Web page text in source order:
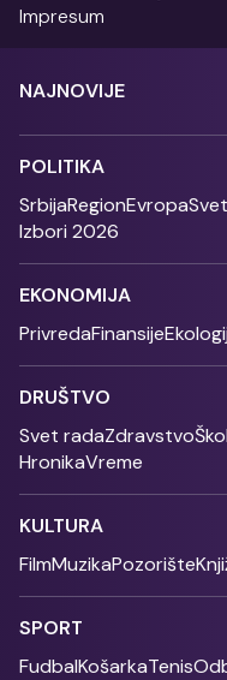
Impresum
NAJNOVIJE
POLITIKA
SrbijaRegionEvropaSvet
Izbori 2026
EKONOMIJA
PrivredaFinansije
DRUŠTVO
Svet radaZdravstvo
HronikaVreme
KULTURA
FilmMuzikaPozorište
SPORT
FudbalKošarkaTenis